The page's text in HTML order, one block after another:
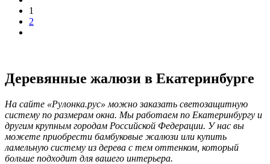
1
2
Деревянные жалюзи в Екатеринбурге
На сайте «Рулонка.рус» можно заказать светозащитную
систему по размерам окна. Мы работаем по Екатеринбургу и
другим крупным городам Российской Федерации. У нас вы
можете приобрести бамбуковые жалюзи или купить
ламельную систему из дерева с тем оттенком, который
больше подходит для вашего интерьера.